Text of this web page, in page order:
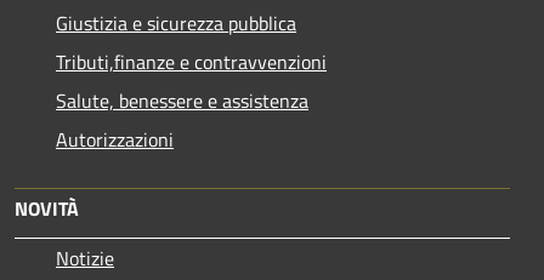
Giustizia e sicurezza pubblica
Tributi,finanze e contravvenzioni
Salute, benessere e assistenza
Autorizzazioni
NOVITÀ
Notizie